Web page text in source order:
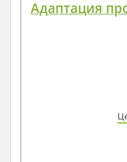
Адаптация